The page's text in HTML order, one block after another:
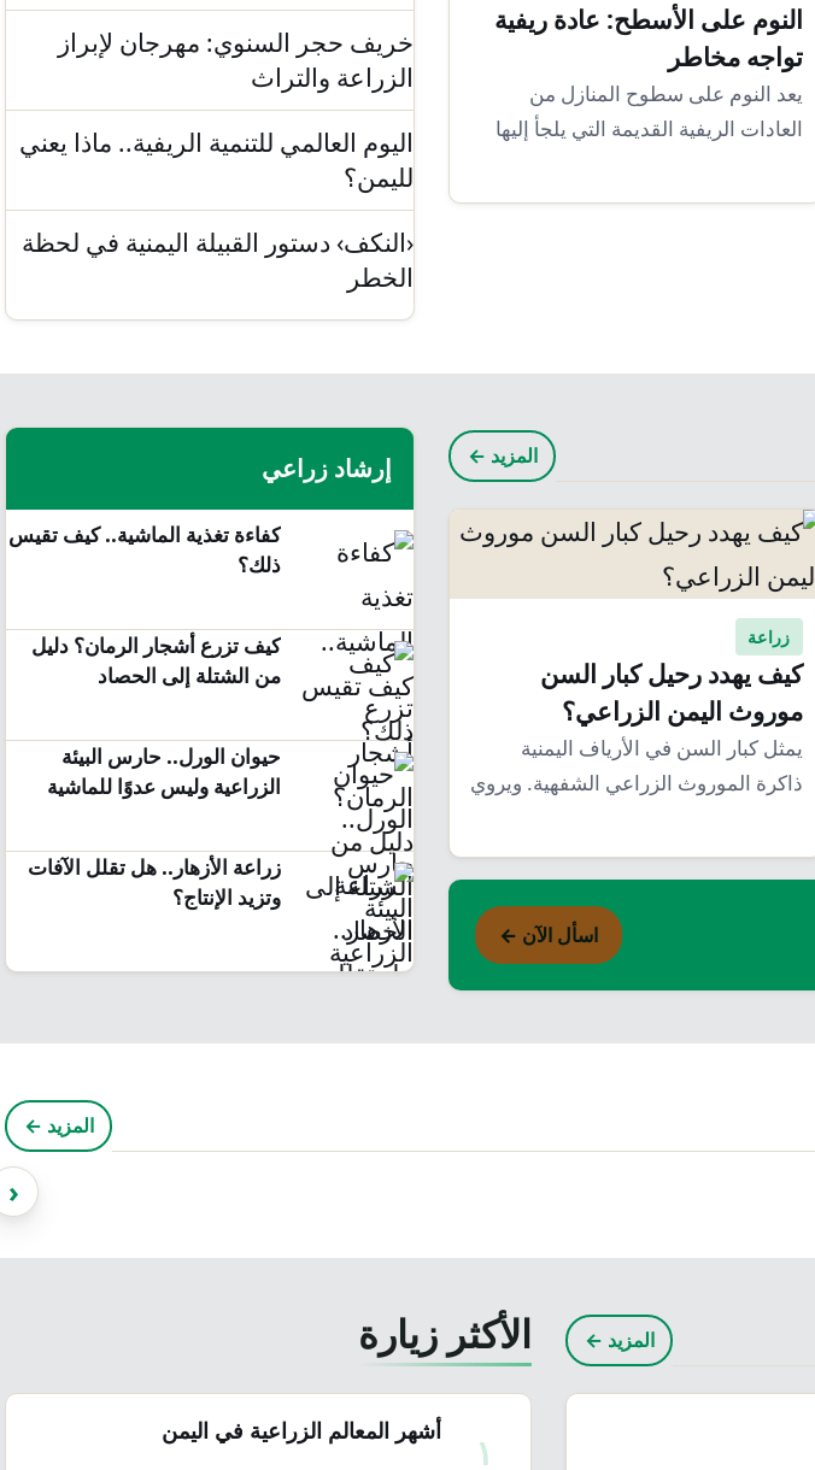
النوم على الأسطح: عادة ريفية
تواجه مخاطر
يعد النوم على سطوح المنازل من
العادات الريفية القديمة التي يلجأ إليها
خريف حجر السنوي: مهرجان لإبراز
الزراعة والتراث
اليوم العالمي للتنمية الريفية.. ماذا يعني
لليمن؟
‹النكف› دستور القبيلة اليمنية في لحظة
الخطر
المزيد ←
زراعة
كيف يهدد رحيل كبار السن
موروث اليمن الزراعي؟
يمثل كبار السن في الأرياف اليمنية
ذاكرة الموروث الزراعي الشفهية. ويروي
اسأل الآن ←
إرشاد زراعي
كفاءة تغذية الماشية.. كيف تقيس
ذلك؟
كيف تزرع أشجار الرمان؟ دليل
من الشتلة إلى الحصاد
حيوان الورل.. حارس البيئة
الزراعية وليس عدوًا للماشية
زراعة الأزهار.. هل تقلل الآفات
وتزيد الإنتاج؟
المزيد ←
‹
المزيد ← الأكثر زيارة
١ أشهر المعالم الزراعية في اليمن